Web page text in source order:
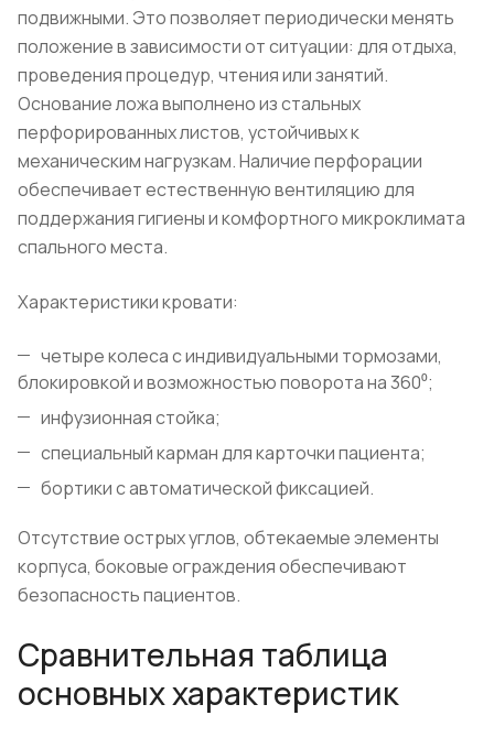
подвижными. Это позволяет периодически менять
положение в зависимости от ситуации: для отдыха,
проведения процедур, чтения или занятий.
Основание ложа выполнено из стальных
перфорированных листов, устойчивых к
механическим нагрузкам. Наличие перфорации
обеспечивает естественную вентиляцию для
поддержания гигиены и комфортного микроклимата
спального места.
Характеристики кровати:
четыре колеса с индивидуальными тормозами,
блокировкой и возможностью поворота на 360⁰;
инфузионная стойка;
специальный карман для карточки пациента;
бортики с автоматической фиксацией.
Отсутствие острых углов, обтекаемые элементы
корпуса, боковые ограждения обеспечивают
безопасность пациентов.
Сравнительная таблица
основных характеристик